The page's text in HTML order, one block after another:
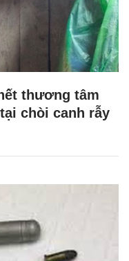
thương tâm
chòi canh rẫy